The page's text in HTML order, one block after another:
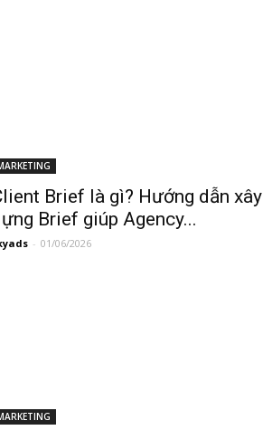
Brief là gì? Hướng dẫn xây
Brief giúp Agency...
- 01/06/2026